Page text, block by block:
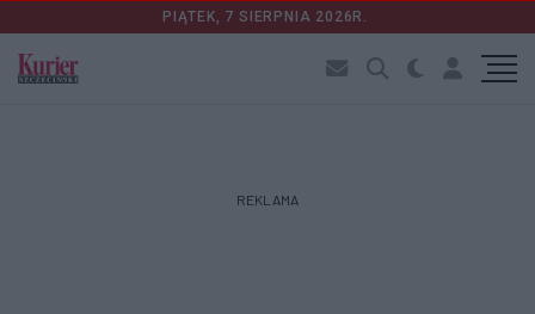
PIĄTEK, 7 SIERPNIA 2026R.
REKLAMA